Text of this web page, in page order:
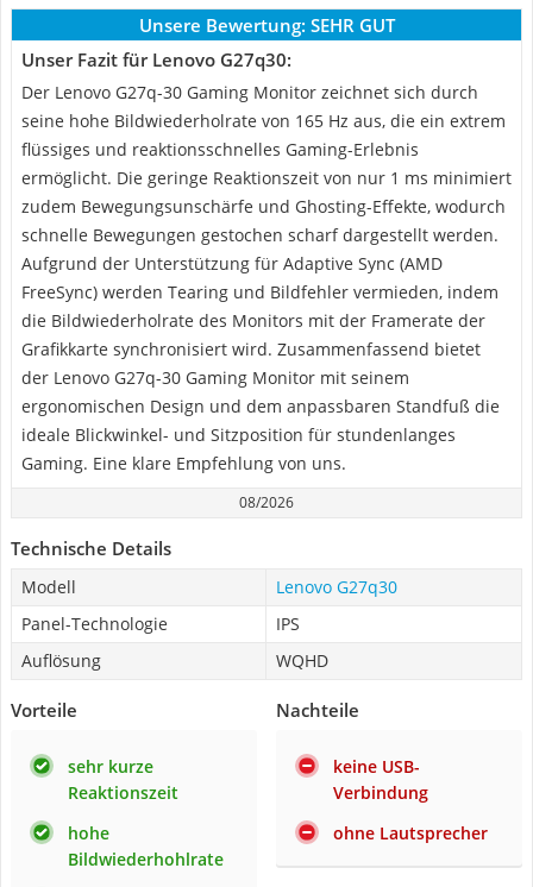
Unsere Bewertung: SEHR GUT
Unser Fazit für Lenovo G27q30:
Der Lenovo G27q-30 Gaming Monitor zeichnet sich durch
seine hohe Bildwiederholrate von 165 Hz aus, die ein extrem
flüssiges und reaktionsschnelles Gaming-Erlebnis
ermöglicht. Die geringe Reaktionszeit von nur 1 ms minimiert
zudem Bewegungsunschärfe und Ghosting-Effekte, wodurch
schnelle Bewegungen gestochen scharf dargestellt werden.
Aufgrund der Unterstützung für Adaptive Sync (AMD
FreeSync) werden Tearing und Bildfehler vermieden, indem
die Bildwiederholrate des Monitors mit der Framerate der
Grafikkarte synchronisiert wird. Zusammenfassend bietet
der Lenovo G27q-30 Gaming Monitor mit seinem
ergonomischen Design und dem anpassbaren Standfuß die
ideale Blickwinkel- und Sitzposition für stundenlanges
Gaming. Eine klare Empfehlung von uns.
08/2026
Technische Details
Modell
Lenovo G27q30
Panel-Technologie
IPS
Auflösung
WQHD
Vorteile
sehr kurze
Reaktionszeit
hohe
Bildwiederhohlrate
Nachteile
keine USB-
Verbindung
ohne Lautsprecher